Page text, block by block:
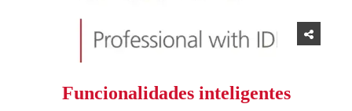
Funcionalidades inteligentes